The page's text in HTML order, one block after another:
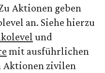
Aktionen geben
an. Siehe hierzu
und
mit ausführlichen
zivilen